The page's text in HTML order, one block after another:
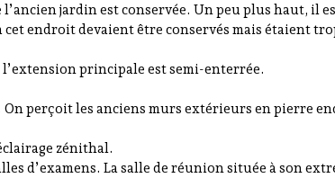
jardin est conservée. Un peu plus haut, il
endroit devaient être conservés mais étaient
principale est semi-enterrée.
perçoit les anciens murs extérieurs en pierre
zénithal.
d’examens. La salle de réunion située à son